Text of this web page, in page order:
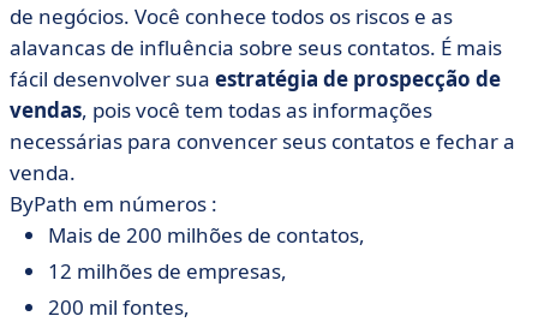
de negócios. Você conhece todos os riscos e as
alavancas de influência sobre seus contatos. É mais
fácil desenvolver sua estratégia de prospecção de
vendas, pois você tem todas as informações
necessárias para convencer seus contatos e fechar a
venda.
ByPath em números :
Mais de 200 milhões de contatos,
12 milhões de empresas,
200 mil fontes,